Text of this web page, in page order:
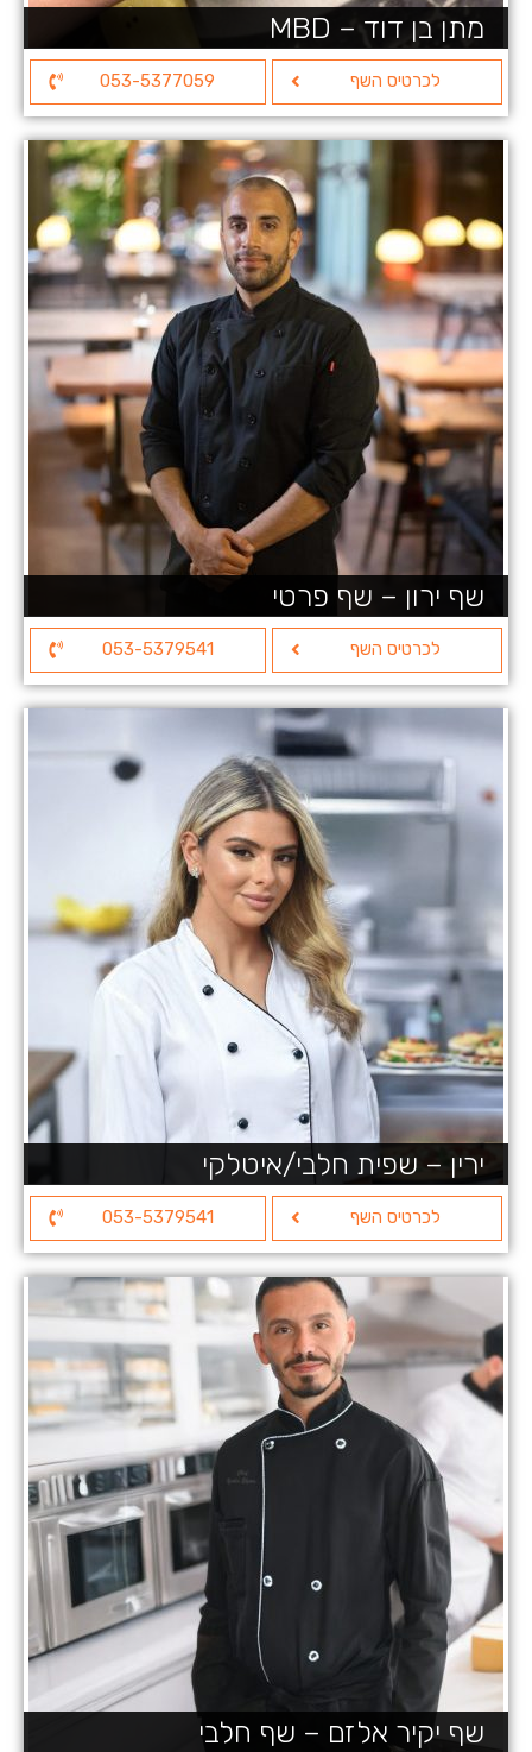
מתן בן דוד – MBD
לכרטיס השף 053-5377059
שף ירון – שף פרטי
לכרטיס השף 053-5379541
ירין – שפית חלבי/איטלקי
לכרטיס השף 053-5379541
שף יקיר אלזם – שף חלבי